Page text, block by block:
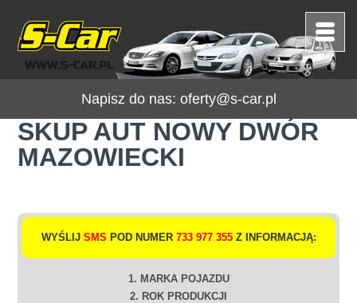
Napisz do nas: oferty@s-car.pl
SKUP AUT NOWY DWÓR
MAZOWIECKI
WYŚLIJ SMS POD NUMER 733 977 355Z INFORMACJĄ:
1. MARKA POJAZDU
2. ROK PRODUKCJI